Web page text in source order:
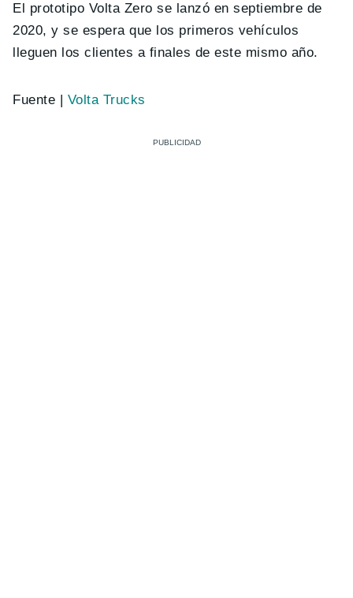
El prototipo Volta Zero se lanzó en septiembre de
2020, y se espera que los primeros vehículos
lleguen los clientes a finales de este mismo año.
Fuente | Volta Trucks